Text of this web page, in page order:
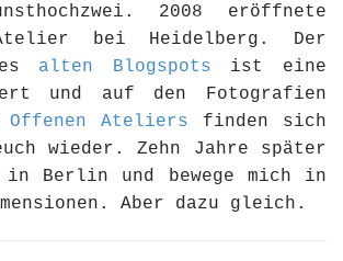
2008 eröffnete
bei Heidelberg. Der
alten Blogspots ist eine
und auf den Fotografien
Offenen Ateliers finden sich
wieder. Zehn Jahre später
Berlin und bewege mich in
Aber dazu gleich.